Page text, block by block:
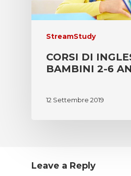
StreamStudy
CORSI DI
BAMBINI 2-6
12 Settembre 2019
Leave a Reply